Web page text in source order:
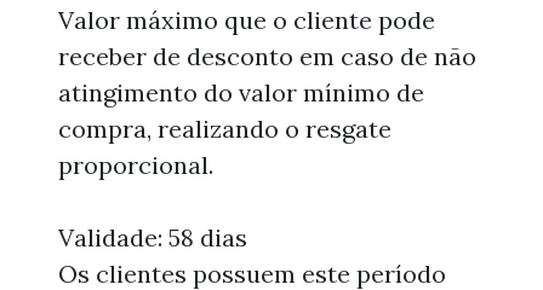
Valor máximo que o cliente pode
receber de desconto em caso de não
atingimento do valor mínimo de
compra, realizando o resgate
proporcional.
Validade: 58 dias
Os clientes possuem este período